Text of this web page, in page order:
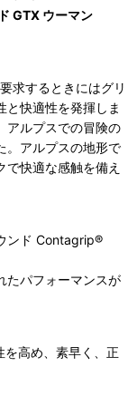
GTX ウーマン
求するときにはグリ
と快適性を発揮しま
アルプスでの冒険の
。アルプスの地形で
で快適な感触を備え
ンド Contagrip®
たパフォーマンスが
高め、素早く、正